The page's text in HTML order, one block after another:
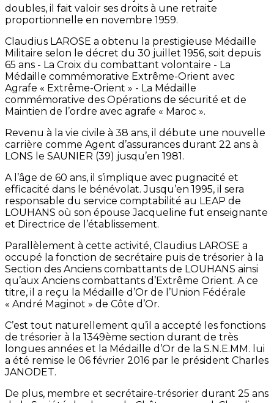
doubles, il fait valoir ses droits à une retraite
proportionnelle en novembre 1959.
Claudius LAROSE a obtenu la prestigieuse Médaille
Militaire selon le décret du 30 juillet 1956, soit depuis
65 ans - La Croix du combattant volontaire - La
Médaille commémorative Extrême-Orient avec
Agrafe « Extrême-Orient » - La Médaille
commémorative des Opérations de sécurité et de
Maintien de l’ordre avec agrafe « Maroc ».
Revenu à la vie civile à 38 ans, il débute une nouvelle
carrière comme Agent d’assurances durant 22 ans à
LONS le SAUNIER (39) jusqu’en 1981.
A l’âge de 60 ans, il s’implique avec pugnacité et
efficacité dans le bénévolat. Jusqu’en 1995, il sera
responsable du service comptabilité au LEAP de
LOUHANS où son épouse Jacqueline fut enseignante
et Directrice de l’établissement.
Parallèlement à cette activité, Claudius LAROSE a
occupé la fonction de secrétaire puis de trésorier à la
Section des Anciens combattants de LOUHANS ainsi
qu’aux Anciens combattants d’Extrême Orient. A ce
titre, il a reçu la Médaille d’Or de l’Union Fédérale
« André Maginot » de Côte d’Or.
C’est tout naturellement qu’il a accepté les fonctions
de trésorier à la 1349ème section durant de très
longues années et la Médaille d’Or de la S.N.E.MM. lui
a été remise le 06 février 2016 par le président Charles
JANODET.
De plus, membre et secrétaire-trésorier durant 25 ans